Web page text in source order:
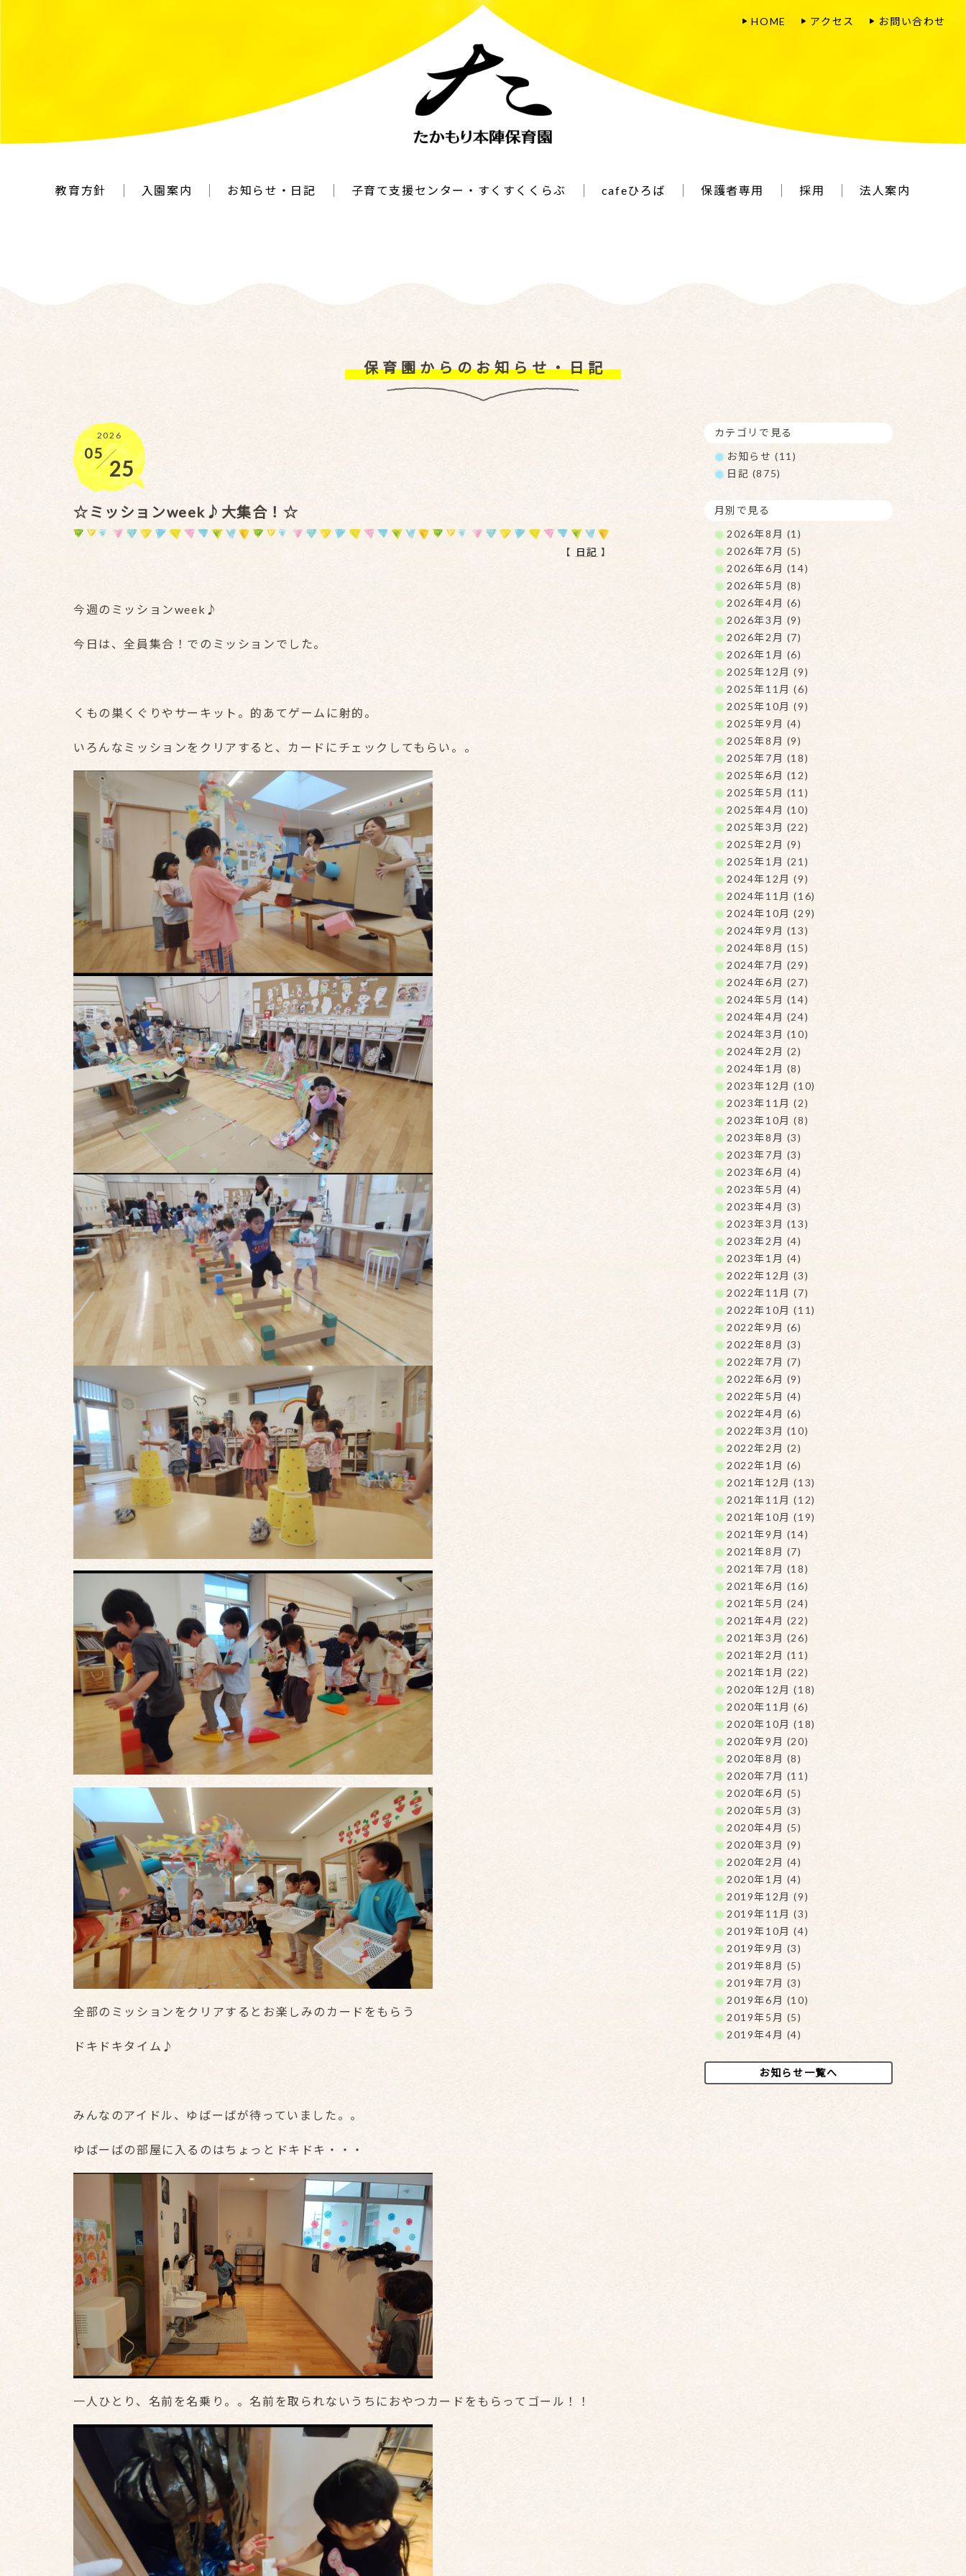
HOME アクセス お問い合わせ
教育方針 入園案内 お知らせ・日記 子育て支援センター・すくすくくらぶ cafeひろば 保護者専用 採用 法人案内
保育園からのお知らせ・日記
2026
05／25
☆ミッションweek♪大集合！☆
【 日記 】
今週のミッションweek♪
今日は、全員集合！でのミッションでした。
くもの巣くぐりやサーキット。的あてゲームに射的。
いろんなミッションをクリアすると、カードにチェックしてもらい。。
全部のミッションをクリアするとお楽しみのカードをもらう
ドキドキタイム♪
みんなのアイドル、ゆばーばが待っていました。。
ゆばーばの部屋に入るのはちょっとドキドキ・・・
一人ひとり、名前を名乗り。。名前を取られないうちにおやつカードをもらってゴール！！
カテゴリで見る
お知らせ (11)
日記 (875)
月別で見る
2026年8月 (1)
2026年7月 (5)
2026年6月 (14)
2026年5月 (8)
2026年4月 (6)
2026年3月 (9)
2026年2月 (7)
2026年1月 (6)
2025年12月 (9)
2025年11月 (6)
2025年10月 (9)
2025年9月 (4)
2025年8月 (9)
2025年7月 (18)
2025年6月 (12)
2025年5月 (11)
2025年4月 (10)
2025年3月 (22)
2025年2月 (9)
2025年1月 (21)
2024年12月 (9)
2024年11月 (16)
2024年10月 (29)
2024年9月 (13)
2024年8月 (15)
2024年7月 (29)
2024年6月 (27)
2024年5月 (14)
2024年4月 (24)
2024年3月 (10)
2024年2月 (2)
2024年1月 (8)
2023年12月 (10)
2023年11月 (2)
2023年10月 (8)
2023年8月 (3)
2023年7月 (3)
2023年6月 (4)
2023年5月 (4)
2023年4月 (3)
2023年3月 (13)
2023年2月 (4)
2023年1月 (4)
2022年12月 (3)
2022年11月 (7)
2022年10月 (11)
2022年9月 (6)
2022年8月 (3)
2022年7月 (7)
2022年6月 (9)
2022年5月 (4)
2022年4月 (6)
2022年3月 (10)
2022年2月 (2)
2022年1月 (6)
2021年12月 (13)
2021年11月 (12)
2021年10月 (19)
2021年9月 (14)
2021年8月 (7)
2021年7月 (18)
2021年6月 (16)
2021年5月 (24)
2021年4月 (22)
2021年3月 (26)
2021年2月 (11)
2021年1月 (22)
2020年12月 (18)
2020年11月 (6)
2020年10月 (18)
2020年9月 (20)
2020年8月 (8)
2020年7月 (11)
2020年6月 (5)
2020年5月 (3)
2020年4月 (5)
2020年3月 (9)
2020年2月 (4)
2020年1月 (4)
2019年12月 (9)
2019年11月 (3)
2019年10月 (4)
2019年9月 (3)
2019年8月 (5)
2019年7月 (3)
2019年6月 (10)
2019年5月 (5)
2019年4月 (4)
お知らせ一覧へ